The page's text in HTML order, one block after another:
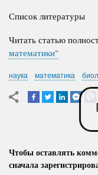
Список литературы
Читать статью
математики"
наука математика
Чтобы оставлять
сначала